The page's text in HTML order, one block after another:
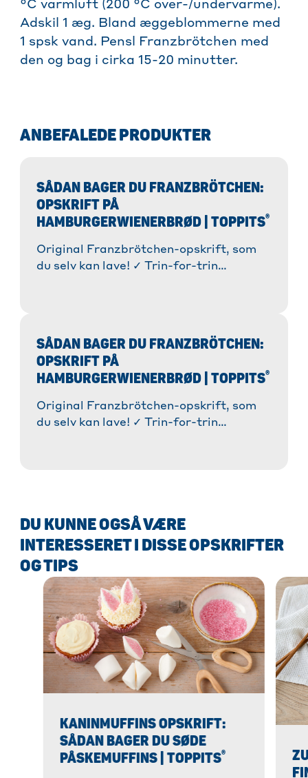
°C varmluft (200 °C over-/undervarme).
Adskil 1 æg. Bland æggeblommerne med
1 spsk vand. Pensl Franzbrötchen med
den og bag i cirka 15-20 minutter.
ANBEFALEDE PRODUKTER
SÅDAN BAGER DU FRANZBRÖTCHEN:
OPSKRIFT PÅ
HAMBURGERWIENERBRØD | TOPPITS®
Original Franzbrötchen-opskrift, som
du selv kan lave! ✓ Trin-for-trin
SÅDAN BAGER DU FRANZBRÖTCHEN:
OPSKRIFT PÅ
HAMBURGERWIENERBRØD | TOPPITS®
Original Franzbrötchen-opskrift, som
du selv kan lave! ✓ Trin-for-trin
DU KUNNE OGSÅ VÆRE
INTERESSERET I DISSE OPSKRIFTER
OG TIPS
KANINMUFFINS OPSKRIFT:
SÅDAN BAGER DU SØDE
PÅSKEMUFFINS | TOPPITS®